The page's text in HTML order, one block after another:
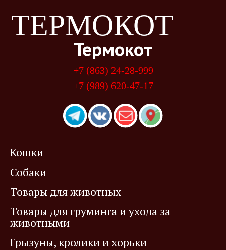
ТЕРМОКОТ
Термокот
+7 (863) 24-28-999
+7 (989) 620-47-17
Кошки
Собаки
Товары для животных
Товары для груминга и ухода за
животными
Грызуны, кролики и хорьки